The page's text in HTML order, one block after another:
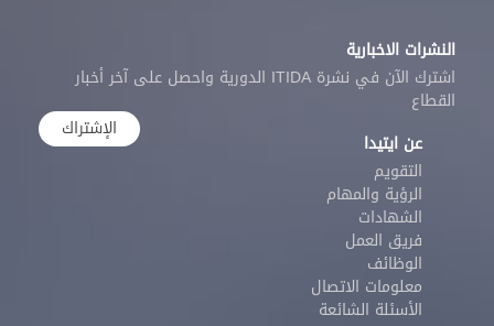
النشرات الاخبارية
اشترك الآن في نشرة ITIDA الدورية واحصل على آخر أخبار
القطاع
الإشتراك
عن ايتيدا
التقويم
الرؤية والمهام
الشهادات
فريق العمل
الوظائف
معلومات الاتصال
الأسئلة الشائعة